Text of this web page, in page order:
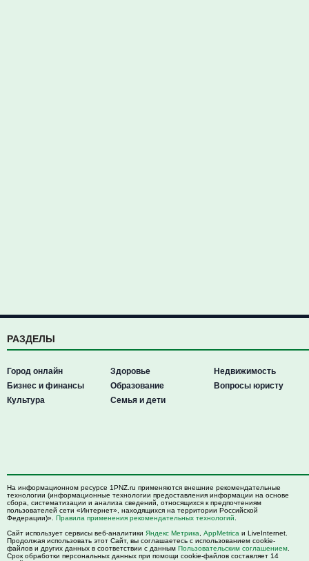
РАЗДЕЛЫ
Город онлайн
Бизнес и финансы
Культура
Здоровье
Образование
Семья и дети
Недвижимость
Вопросы юристу
На информационном ресурсе 1PNZ.ru применяются внешние рекомендательные
технологии (информационные технологии предоставления информации на основе
сбора, систематизации и анализа сведений, относящихся к предпочтениям
пользователей сети «Интернет», находящихся на территории Российской
Федерации)». Правила применения рекомендательных технологий
Сайт использует сервисы веб-аналитики Яндекс Метрика AppMetrica и LiveInternet.
Продолжая использовать этот Сайт, вы соглашаетесь с использованием cookie-
файлов и других данных в соответствии с данным Пользовательским соглашением
Срок обработки персональных данных при помощи cookie-файлов составляет 14